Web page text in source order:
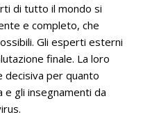
di tutto il mondo si
e completo, che
Gli esperti esterni
finale. La loro
per quanto
e gli insegnamenti da